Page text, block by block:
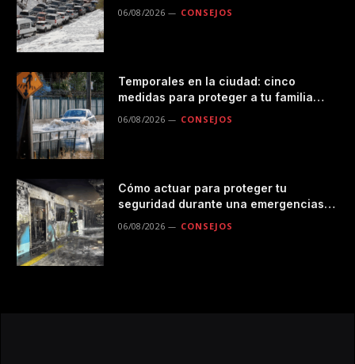
06/08/2026 CONSEJOS
Temporales en la ciudad: cinco
medidas para proteger a tu familia
durante las lluvias
06/08/2026 CONSEJOS
Cómo actuar para proteger tu
seguridad durante una emergencias
en el transporte público
06/08/2026 CONSEJOS